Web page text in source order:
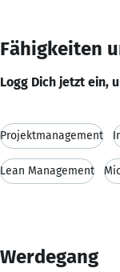
Fähigkeiten
Logg Dich jetzt ein,
Projektmanagement
Lean Management
Werdegang